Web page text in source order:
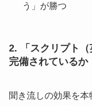
う」が勝つ
2. 「スクリプト
完備されているか
聞き流しの効果を本